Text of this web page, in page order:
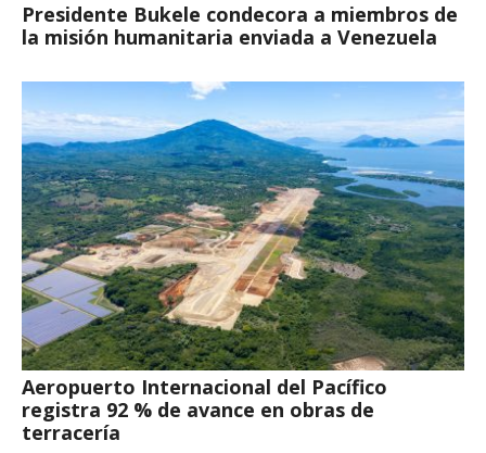
Presidente Bukele condecora a miembros de
la misión humanitaria enviada a Venezuela
Aeropuerto Internacional del Pacífico
registra 92 % de avance en obras de
terracería